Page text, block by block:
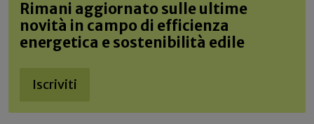
Rimani aggiornato sulle ultime
novità in campo di efficienza
energetica e sostenibilità edile
Iscriviti